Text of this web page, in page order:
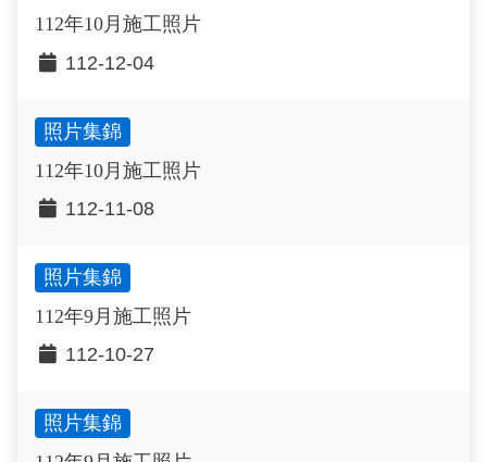
112年10月施工照片
112-12-04
照片集錦
112年10月施工照片
112-11-08
照片集錦
112年9月施工照片
112-10-27
照片集錦